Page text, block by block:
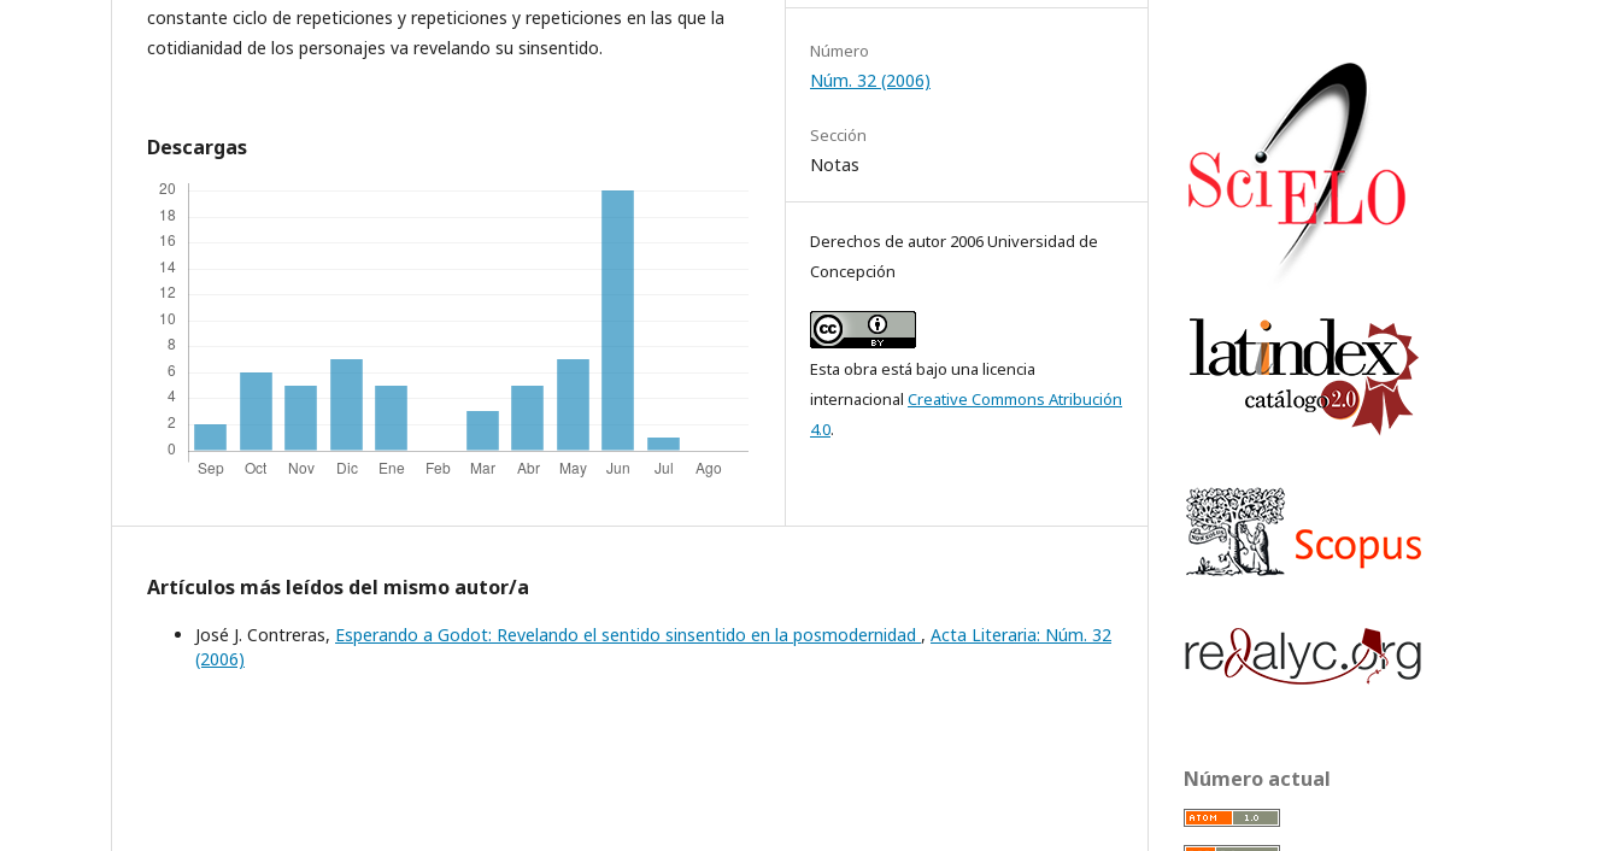
constante ciclo de repeticiones y repeticiones y repeticiones en las que la
cotidianidad de los personajes va revelando su sinsentido.
Descargas
Número
Núm. 32 (2006)
Sección
Notas
Derechos de autor 2006 Universidad de
Concepción
Esta obra está bajo una licencia
internacional Creative Commons Atribución
4.0.
Artículos más leídos del mismo autor/a
José J. Contreras, Esperando a Godot: Revelando el sentido sinsentido en la posmodernidad , Acta Literaria: Núm. 32
(2006)
Número actual